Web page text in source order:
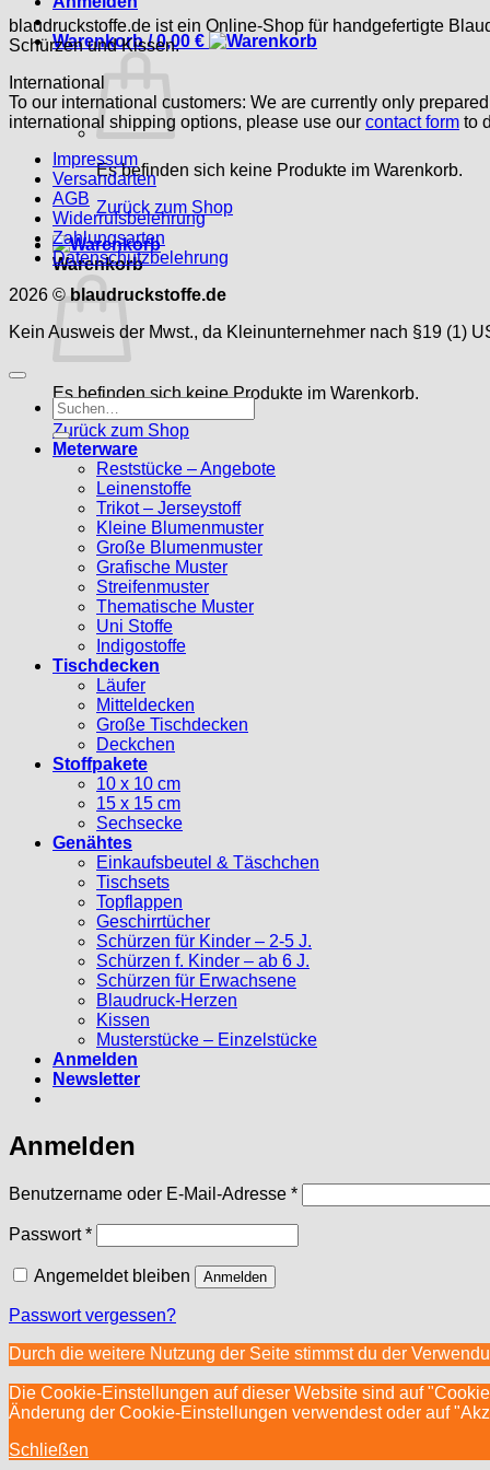
Warenkorb /0,00 €
Es befinden sich keine Produkte im Warenkorb.
Zurück zum Shop
Warenkorb
Es befinden sich keine Produkte im Warenkorb.
Zurück zum Shop
blaudruckstoffe.de ist ein Online-Shop für handgefertigte
Schürzen und Kissen.
International
To our international customers: We are currently only
international shipping options, please use our contact form to
Impressum
Versandarten
AGB
Widerrufsbelehrung
Zahlungsarten
Datenschutzbelehrung
2026 © blaudruckstoffe.de
Kein Ausweis der Mwst., da Kleinunternehmer nach §19 (1)
Suche
nach:
Meterware
Reststücke – Angebote
Leinenstoffe
Trikot – Jerseystoff
Kleine Blumenmuster
Große Blumenmuster
Grafische Muster
Streifenmuster
Thematische Muster
Uni Stoffe
Indigostoffe
Tischdecken
Läufer
Mitteldecken
Große Tischdecken
Deckchen
Stoffpakete
10 x 10 cm
15 x 15 cm
Sechsecke
Genähtes
Einkaufsbeutel & Täschchen
Tischsets
Topflappen
Geschirrtücher
Schürzen für Kinder – 2-5 J.
Schürzen f. Kinder – ab 6 J.
Schürzen für Erwachsene
Blaudruck-Herzen
Kissen
Musterstücke – Einzelstücke
Anmelden
Newsletter
Anmelden
Benutzername oder E-Mail-Adresse *Erforderlich
Passwort*Erforderlich
Angemeldet bleiben Anmelden
Passwort vergessen?
Durch die weitere Nutzung der Seite stimmst du der
Die Cookie-Einstellungen auf dieser Website sind auf
Änderung der Cookie-Einstellungen verwendest oder auf
Schließen